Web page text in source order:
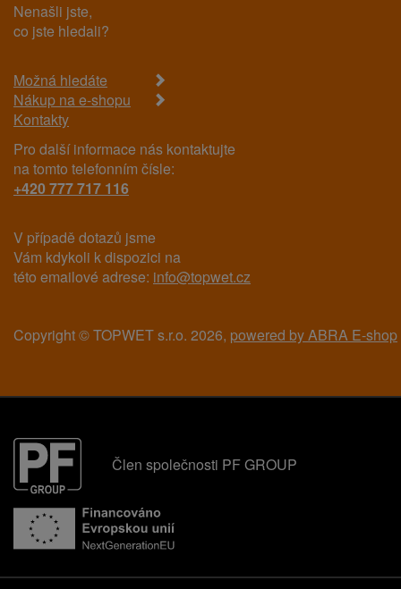
Nenašli jste,
co jste hledali?
Možná hledáte
Nákup na e-shopu
Kontakty
Pro další informace nás kontaktujte
na tomto telefonním čísle:
+420 777 717 116
V případě dotazů jsme
Vám kdykoli k dispozici na
této emailové adrese: info@topwet.cz
Copyright © TOPWET s.r.o. 2026, powered by ABRA E-shop
Člen společnosti PF GROUP